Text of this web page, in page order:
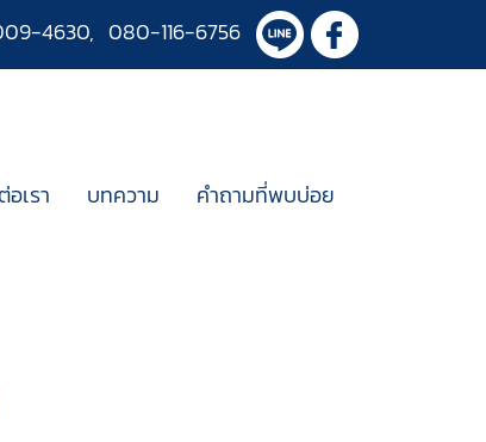
4630, 080-116-6756
เรา บทความ คำถามที่พบบ่อย